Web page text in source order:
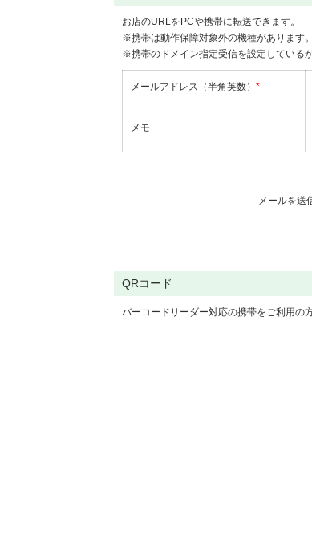
お店のURLをPCや携帯に転送できます。
※携帯は動作保障対象外の機種があります。
※携帯のドメイン指定受信を設定している
メールアドレス（半角英数） *
メモ
メールを送
QRコード
バーコードリーダー対応の携帯をご利用の